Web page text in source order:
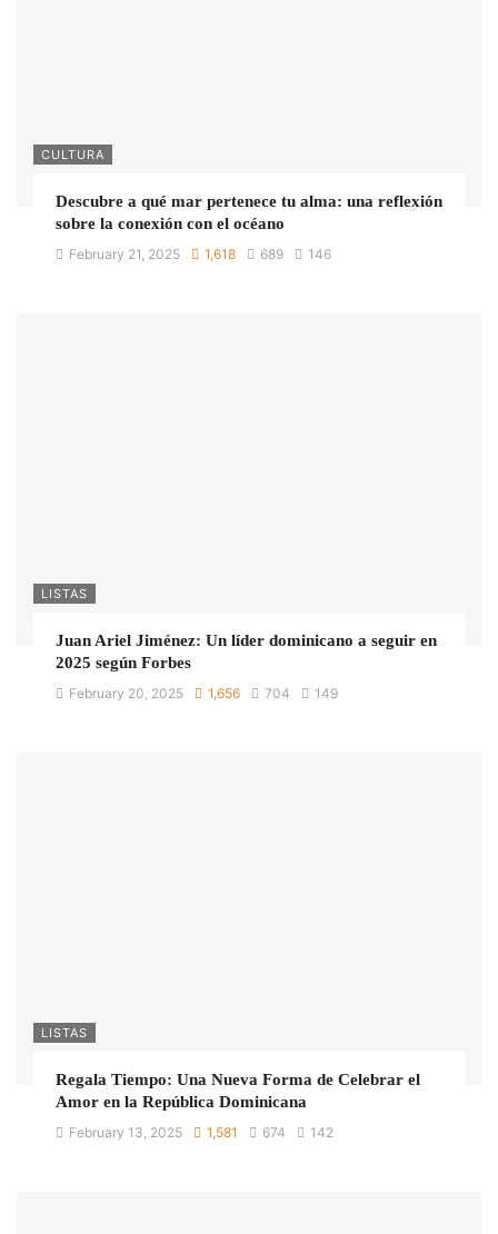
CULTURA
Descubre a qué mar pertenece tu alma: una reflexión
sobre la conexión con el océano
February 21, 2025 1,618 689 146
LISTAS
Juan Ariel Jiménez: Un líder dominicano a seguir en
2025 según Forbes
February 20, 2025 1,656 704 149
LISTAS
Regala Tiempo: Una Nueva Forma de Celebrar el
Amor en la República Dominicana
February 13, 2025 1,581 674 142